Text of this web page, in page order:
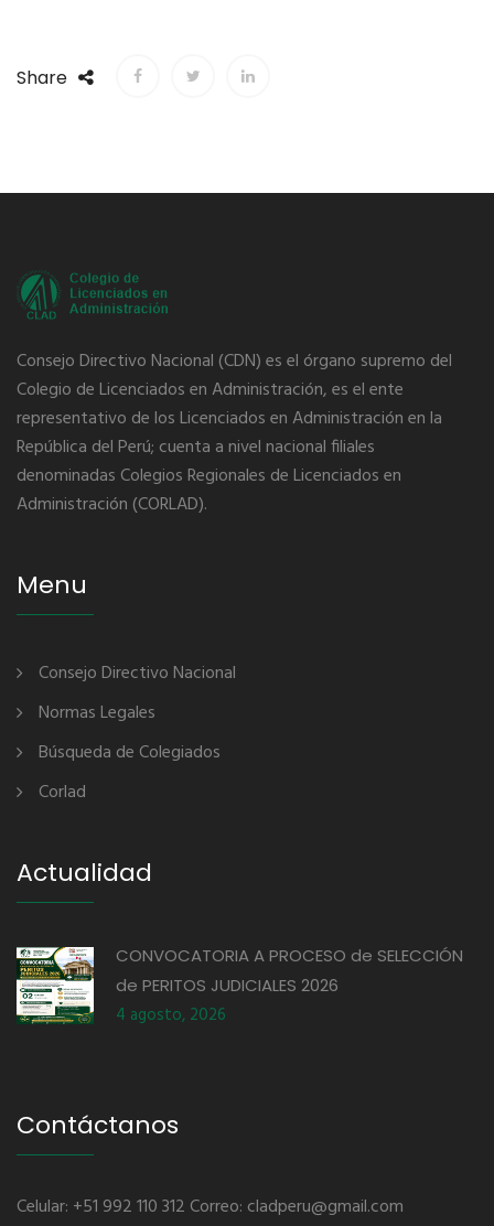
Share
Consejo Directivo Nacional (CDN) es el órgano supremo del
Colegio de Licenciados en Administración, es el ente
representativo de los Licenciados en Administración en la
República del Perú; cuenta a nivel nacional filiales
denominadas Colegios Regionales de Licenciados en
Administración (CORLAD).
Menu
Consejo Directivo Nacional
Normas Legales
Búsqueda de Colegiados
Corlad
Actualidad
CONVOCATORIA A PROCESO de SELECCIÓN
de PERITOS JUDICIALES 2026
4 agosto, 2026
Contáctanos
Celular: +51 992 110 312 Correo: cladperu@gmail.com